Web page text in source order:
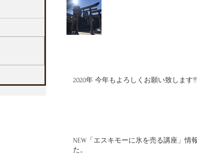
2020年 今年もよろしくお願い致します‼
NEW「エスキモーに氷を売る講座」情
た。